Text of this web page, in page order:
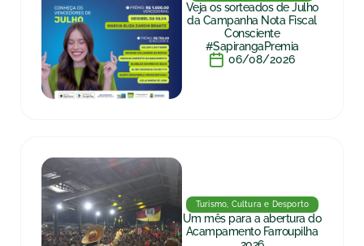
Veja os sorteados de Julho
da Campanha Nota Fiscal
Consciente
#SapirangaPremia
06/08/2026
Turismo, Cultura e Desporto
Um mês para a abertura do
Acampamento Farroupilha